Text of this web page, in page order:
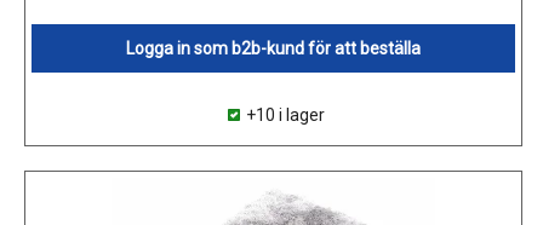
Logga in som b2b-kund för att beställa
+10 i lager